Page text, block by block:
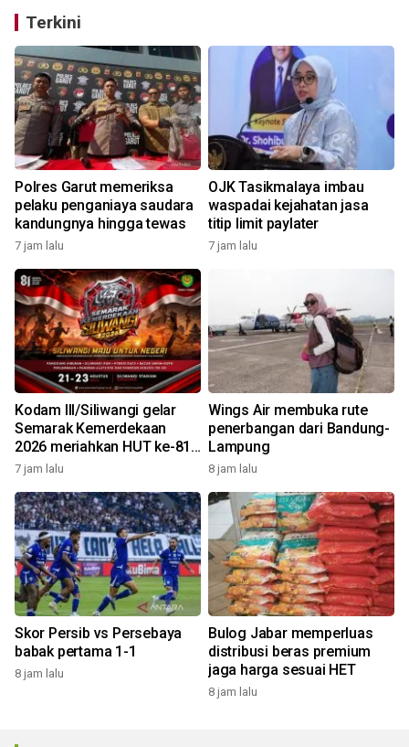
Terkini
Polres Garut memeriksa
pelaku penganiaya saudara
kandungnya hingga tewas
7 jam lalu
OJK Tasikmalaya imbau
waspadai kejahatan jasa
titip limit paylater
7 jam lalu
Kodam III/Siliwangi gelar
Semarak Kemerdekaan
2026 meriahkan HUT ke-81
RI
7 jam lalu
Wings Air membuka rute
penerbangan dari Bandung-
Lampung
8 jam lalu
Skor Persib vs Persebaya
babak pertama 1-1
8 jam lalu
Bulog Jabar memperluas
distribusi beras premium
jaga harga sesuai HET
8 jam lalu